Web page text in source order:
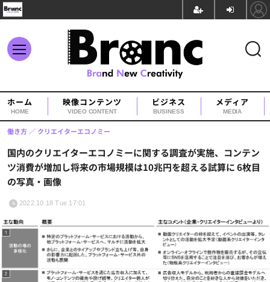
ホーム
HOME
映像コンテンツ
VIDEO CONTENT
ビジネス
BUSINESS
メディア
MEDIA
国内のクリエイターエコノミーに関する調査が実施、コンテン
ツ消費が増加し将来の市場規模は10兆円を超える試算に 6枚目
の写真・画像
働き方 クリエイターエコノミー
2022.10.18 Tue 17:01